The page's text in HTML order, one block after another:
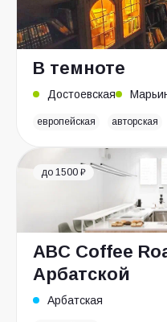
В темноте
Достоевская
европейская авторская
до 1500 ₽
ABC Coffee
Арбатской
Арбатская